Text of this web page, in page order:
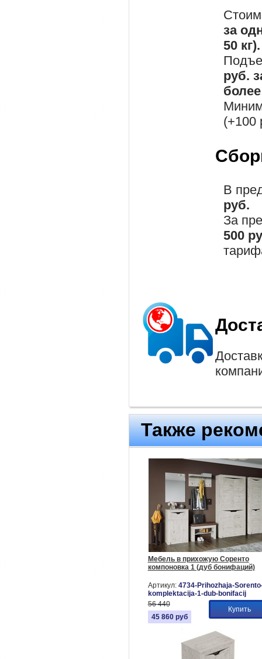
за
50 кг).
руб.
более
(+100
В
руб.
За
500
Также
Мебель в прихожую Соренто
компоновка 1 (дуб бонифаций)
Артикул: 4734-Prihozhaja-
komplektacija-1-dub-bonifacij
56 440
45 860 руб
Купить